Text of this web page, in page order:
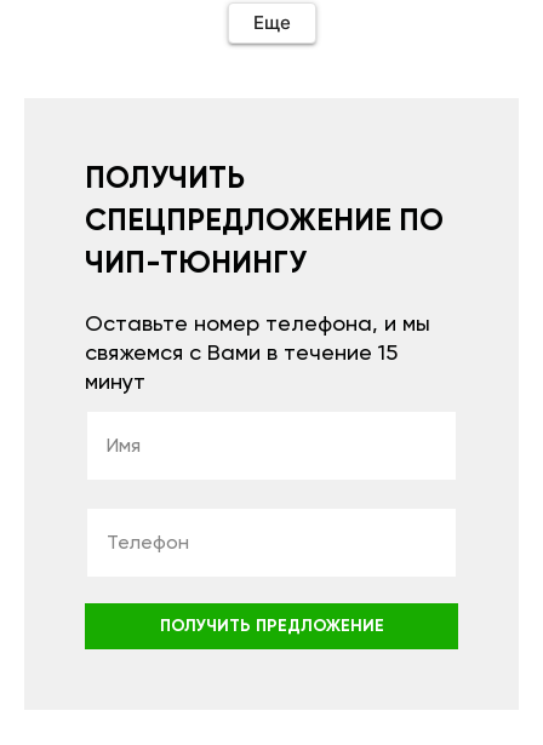
иначе не качает без него. Как поставил сразу
всё установилось по работе устройства
увеличился.Всем рекомендую к покупке.
Еще
ПОЛУЧИТЬ
СПЕЦПРЕДЛОЖЕНИЕ ПО
ЧИП-ТЮНИНГУ
Оставьте номер телефона, и мы
свяжемся с Вами в течение 15
минут
ПОЛУЧИТЬ ПРЕДЛОЖЕНИЕ